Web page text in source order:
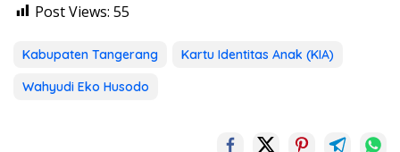
Post Views: 55
Kabupaten Tangerang
Kartu Identitas Anak (KIA)
Wahyudi Eko Husodo